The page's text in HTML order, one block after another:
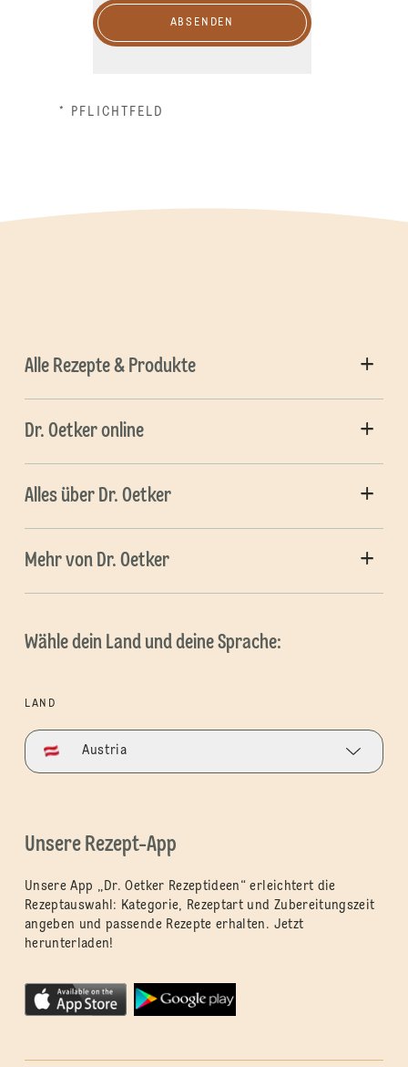
ABSENDEN
* PFLICHTFELD
Alle Rezepte & Produkte
Dr. Oetker online
Alles über Dr. Oetker
Mehr von Dr. Oetker
Wähle dein Land und deine Sprache:
LAND
Austria
Unsere Rezept-App
Unsere App „Dr. Oetker Rezeptideen“ erleichtert die
Rezeptauswahl: Kategorie, Rezeptart und Zubereitungszeit
angeben und passende Rezepte erhalten. Jetzt
herunterladen!